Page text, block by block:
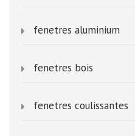
fenetres aluminium
fenetres bois
fenetres coulissantes